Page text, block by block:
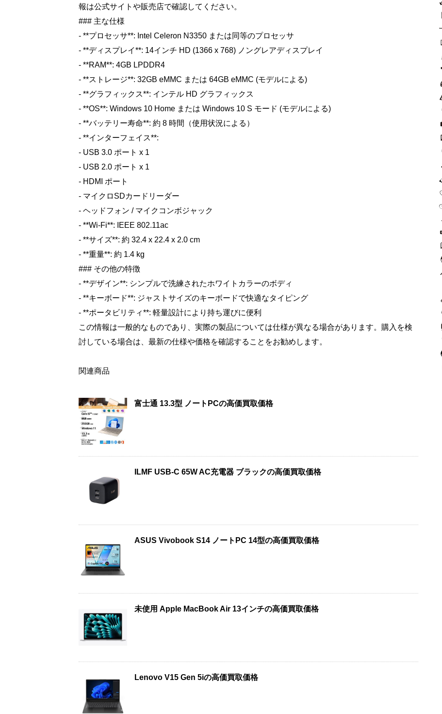
報は公式サイトや販売店で確認してください。
### 主な仕様
- **プロセッサ**: Intel Celeron N3350 または同等のプロセッサ
- **ディスプレイ**: 14インチ HD (1366 x 768) ノングレアディスプレイ
- **RAM**: 4GB LPDDR4
- **ストレージ**: 32GB eMMC または 64GB eMMC (モデルによる)
- **グラフィックス**: インテル HD グラフィックス
- **OS**: Windows 10 Home または Windows 10 S モード (モデルによる)
- **バッテリー寿命**: 約 8 時間（使用状況による）
- **インターフェイス**:
- USB 3.0 ポート x 1
- USB 2.0 ポート x 1
- HDMI ポート
- マイクロSDカードリーダー
- ヘッドフォン / マイクコンボジャック
- **Wi-Fi**: IEEE 802.11ac
- **サイズ**: 約 32.4 x 22.4 x 2.0 cm
- **重量**: 約 1.4 kg
### その他の特徴
- **デザイン**: シンプルで洗練されたホワイトカラーのボディ
- **キーボード**: ジャストサイズのキーボードで快適なタイピング
- **ポータビリティ**: 軽量設計により持ち運びに便利
この情報は一般的なものであり、実際の製品については仕様が異なる場合があります。購入を検
討している場合は、最新の仕様や価格を確認することをお勧めします。
関連商品
富士通 13.3型 ノートPCの高価買取価格
ILMF USB-C 65W AC充電器 ブラックの高価買取価格
ASUS Vivobook S14 ノートPC 14型の高価買取価格
未使用 Apple MacBook Air 13インチの高価買取価格
Lenovo V15 Gen 5iの高価買取価格